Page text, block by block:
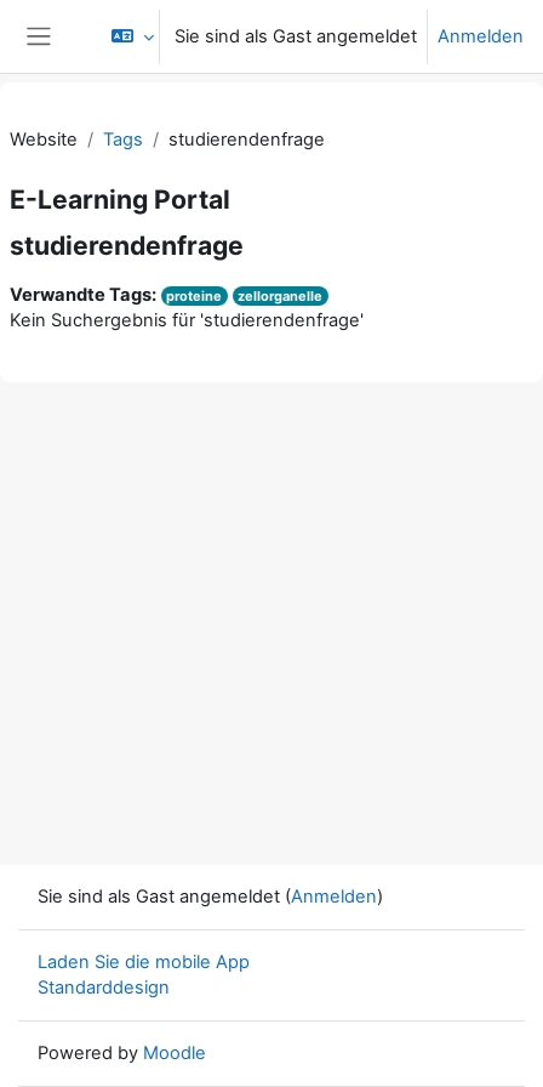
Website-Übersicht
Sie sind als Gast angemeldet Anmelden
Website Tags studierendenfrage
E-Learning Portal
studierendenfrage
Verwandte Tags: proteine zellorganelle
Kein Suchergebnis für 'studierendenfrage'
Sie sind als Gast angemeldet (Anmelden)
Laden Sie die mobile App
Standarddesign
Powered by Moodle